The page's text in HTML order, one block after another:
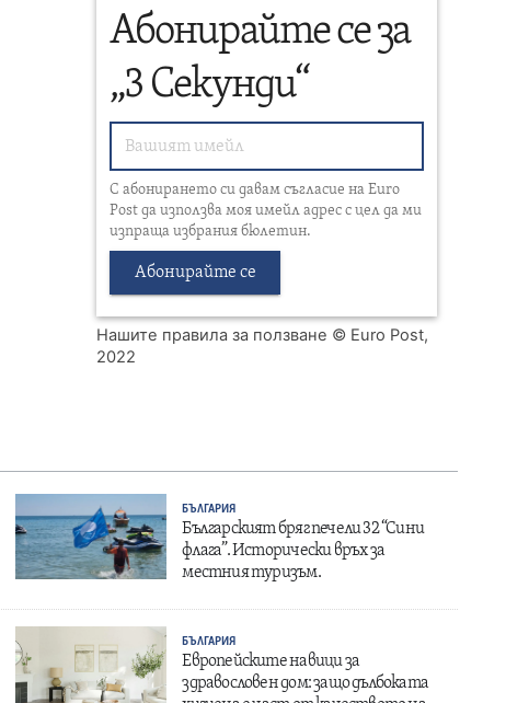
Абонирайте се за
„3 Секунди“
С абонирането си давам съгласие на Euro
Post да използва моя имейл адрес с цел да ми
изпраща избрания бюлетин.
Абонирайте се
Нашите правила за ползване © Euro Post,
2022
БЪЛГАРИЯ
Българският бряг печели 32 “Сини
флага”. Исторически връх за
местния туризъм.
БЪЛГАРИЯ
Европейските навици за
здравословен дом: защо дълбоката